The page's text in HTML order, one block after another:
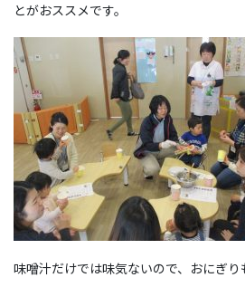
とがおススメです。
味噌汁だけでは味気ないので、おにぎ